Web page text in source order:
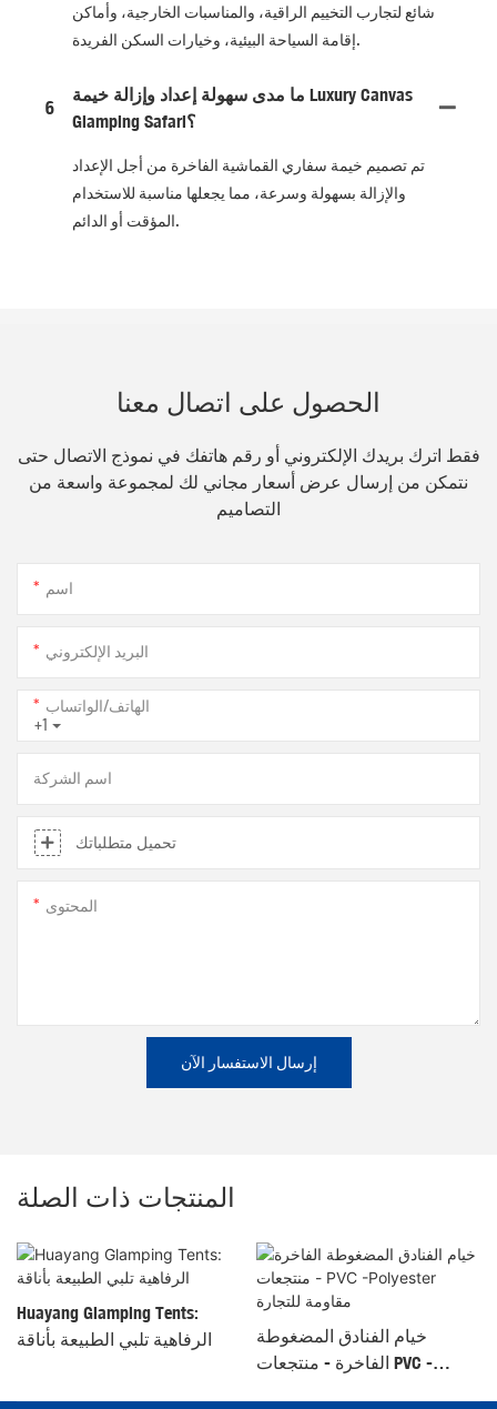
شائع لتجارب التخييم الراقية، والمناسبات الخارجية، وأماكن
إقامة السياحة البيئية، وخيارات السكن الفريدة.
6
ما مدى سهولة إعداد وإزالة خيمة Luxury Canvas
Glamping Safari؟
تم تصميم خيمة سفاري القماشية الفاخرة من أجل الإعداد
والإزالة بسهولة وسرعة، مما يجعلها مناسبة للاستخدام
المؤقت أو الدائم.
الحصول على اتصال معنا
فقط اترك بريدك الإلكتروني أو رقم هاتفك في نموذج الاتصال حتى
نتمكن من إرسال عرض أسعار مجاني لك لمجموعة واسعة من
التصاميم
اسم
البريد الإلكتروني
+1
الهاتف/الواتساب
اسم الشركة
تحميل متطلباتك
المحتوى
إرسال الاستفسار الآن
المنتجات ذات الصلة
Huayang Glamping Tents:
الرفاهية تلبي الطبيعة بأناقة
خيام الفنادق المضغوطة
الفاخرة - منتجعات PVC -